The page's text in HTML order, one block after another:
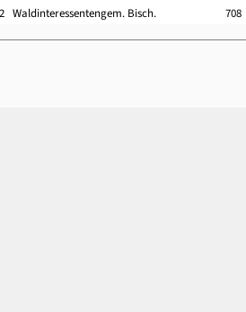
2 Waldinteressentengem. Bisch. 708